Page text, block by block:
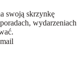
swoją skrzynkę
wydarzeniach